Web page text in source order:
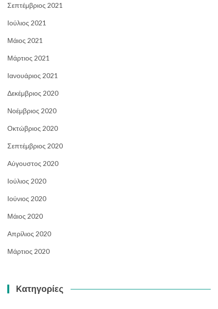
Σεπτέμβριος 2021
Ιούλιος 2021
Μάιος 2021
Μάρτιος 2021
Ιανουάριος 2021
Δεκέμβριος 2020
Νοέμβριος 2020
Οκτώβριος 2020
Σεπτέμβριος 2020
Αύγουστος 2020
Ιούλιος 2020
Ιούνιος 2020
Μάιος 2020
Απρίλιος 2020
Μάρτιος 2020
Kατηγορίες